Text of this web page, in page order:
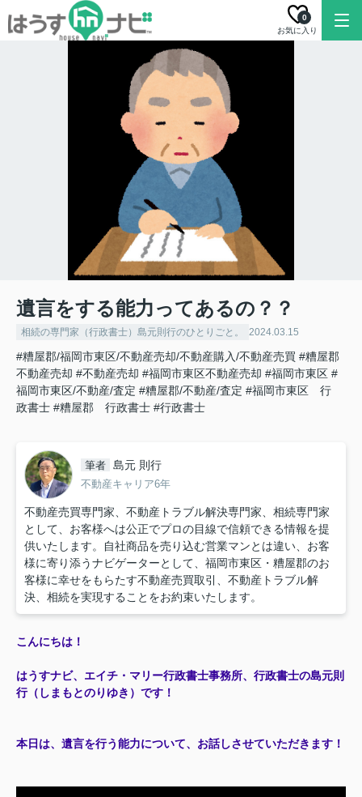
お気に入り
0
遺言をする能力ってあるの？？
相続の専門家（行政書士）島元則行のひとりごと。 2024.03.15
#糟屋郡/福岡市東区/不動産売却/不動産購入/不動産売買 #糟屋郡
不動産売却 #不動産売却 #福岡市東区不動産売却 #福岡市東区 #
福岡市東区/不動産/査定 #糟屋郡/不動産/査定 #福岡市東区 行
政書士 #糟屋郡 行政書士 #行政書士
筆者 島元 則行
不動産キャリア6年
不動産売買専門家、不動産トラブル解決専門家、相続専門家
として、お客様へは公正でプロの目線で信頼できる情報を提
供いたします。自社商品を売り込む営業マンとは違い、お客
様に寄り添うナビゲーターとして、福岡市東区・糟屋郡のお
客様に幸せをもらたす不動産売買取引、不動産トラブル解
決、相続を実現することをお約束いたします。
こんにちは！
はうすナビ、エイチ・マリー行政書士事務所、行政書士の島元則
行（しまもとのりゆき）です！
本日は、遺言を行う能力について、お話しさせていただきます！